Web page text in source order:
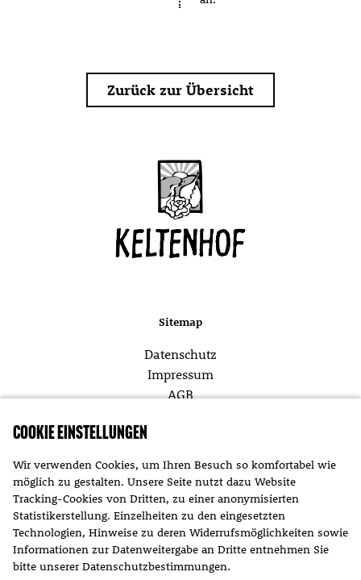
Zurück zur Übersicht
Sitemap
Datenschutz
Impressum
AGB
Aktuelles
Cookie Einstellungen
Wir verwenden Cookies, um Ihren Besuch so komfortabel wie
möglich zu gestalten. Unsere Seite nutzt dazu Website
Tracking-Cookies von Dritten, zu einer anonymisierten
Statistikerstellung. Einzelheiten zu den eingesetzten
Technologien, Hinweise zu deren Widerrufsmöglichkeiten sowie
Informationen zur Datenweitergabe an Dritte entnehmen Sie
bitte unsererDatenschutzbestimmungen.